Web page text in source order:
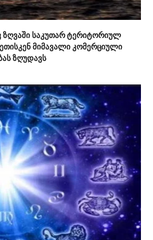
ზღვაში საკუთარ ტერიტორიულ
მიმავალი კომერციული
ზღუდავს